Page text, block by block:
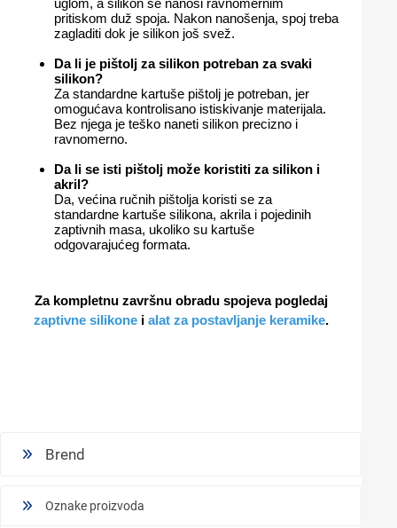
uglom, a silikon se nanosi ravnomernim
pritiskom duž spoja. Nakon nanošenja, spoj treba
zagladiti dok je silikon još svež.
Da li je pištolj za silikon potreban za svaki
silikon?
Za standardne kartuše pištolj je potreban, jer
omogućava kontrolisano istiskivanje materijala.
Bez njega je teško naneti silikon precizno i
ravnomerno.
Da li se isti pištolj može koristiti za silikon i
akril?
Da, većina ručnih pištolja koristi se za
standardne kartuše silikona, akrila i pojedinih
zaptivnih masa, ukoliko su kartuše
odgovarajućeg formata.
Za kompletnu završnu obradu spojeva pogledaj
zaptivne silikonei alat za postavljanje keramike.
Brend
Oznake proizvoda